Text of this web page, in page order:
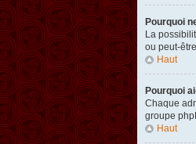
Pourquoi
La
ou peut-
Haut
Pourquoi
Chaque
groupe
Haut